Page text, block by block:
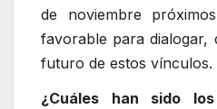
de noviembre
favorable para
futuro de estos vínculos.
¿Cuáles han sido